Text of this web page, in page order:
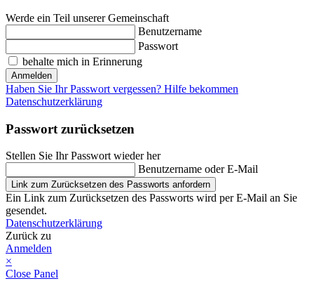
Werde ein Teil unserer Gemeinschaft
Benutzername
Passwort
behalte mich in Erinnerung
Anmelden
Haben Sie Ihr Passwort vergessen? Hilfe bekommen
Datenschutzerklärung
Passwort zurücksetzen
Stellen Sie Ihr Passwort wieder her
Benutzername oder E-Mail
Link zum Zurücksetzen des Passworts anfordern
Ein Link zum Zurücksetzen des Passworts wird per E-Mail an Sie
gesendet.
Datenschutzerklärung
Zurück zu
Anmelden
×
Close Panel